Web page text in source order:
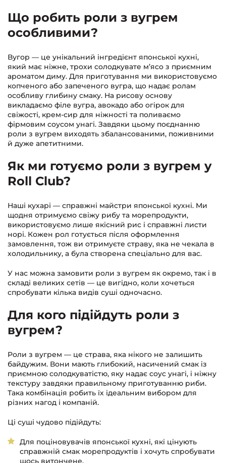
Що робить роли з вугрем
особливими?
Вугор — це унікальний інгредієнт японської кухні,
який має ніжне, трохи солодкувате м’ясо з приємним
ароматом диму. Для приготування ми використовуємо
копченого або запеченого вугра, що надає ролам
особливу глибину смаку. На рисову основу
викладаємо філе вугра, авокадо або огірок для
свіжості, крем-сир для ніжності та поливаємо
фірмовим соусом унагі. Завдяки цьому поєднанню
роли з вугрем виходять збалансованими, поживними
й дуже апетитними.
Як ми готуємо роли з вугрем у
Roll Club?
Наші кухарі — справжні майстри японської кухні. Ми
щодня отримуємо свіжу рибу та морепродукти,
використовуємо лише якісний рис і справжні листи
норі. Кожен рол готується після оформлення
замовлення, тож ви отримуєте страву, яка не чекала в
холодильнику, а була створена спеціально для вас.
У нас можна замовити роли з вугрем як окремо, так і в
складі великих сетів — це вигідно, коли хочеться
спробувати кілька видів суші одночасно.
Для кого підійдуть роли з
вугрем?
Роли з вугрем — це страва, яка нікого не залишить
байдужим. Вони мають глибокий, насичений смак із
приємною солодкуватістю, яку надає соус унагі, і ніжну
текстуру завдяки правильному приготуванню риби.
Така комбінація робить їх ідеальним вибором для
різних нагод і компаній.
Ці суші чудово підійдуть:
Для поціновувачів японської кухні, які цінують
справжній смак морепродуктів і хочуть спробувати
щось витончене.